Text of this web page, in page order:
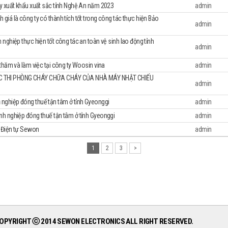
hành
tục
Bó dây cáp
Bó dây cáp túi khí
Phụ tùng bó dây cáp
Trang bị và thiết bị
Chiến lược kinh doanh
Quản lý chất lượng
- Phương châm chất lượng
- Chiến lược xúc tiến quản lý chất lượng
- Hệ thống đảm bảo chất lượng
- Tình trạng chứng nhận hệ thống chất lượng
Tình trạng cho phép đặc biệt
khẩu xuất sắc tỉnh Nghệ An năm 2023 admin
giá là công ty có thành tích tốt trong công tác thực hiện Bảo
admin
thực hiện tốt công tác an toàn vệ sinh lao động tỉnh
admin
và làm việc tại công ty Woosin vina admin
THI PHÒNG CHÁY CHỮA CHÁY CỦA NHÀ MÁY NHẬT CHIẾU
admin
nghiệp đóng thuế tận tâm ở tỉnh Gyeonggi admin
nghiệp đóng thuế tận tâm ở tỉnh Gyeonggi admin
tự Sewon admin
1 2 3 >
ⓒ 2014 SEWON ELECTRONICS ALL RIGHT RESERVED.